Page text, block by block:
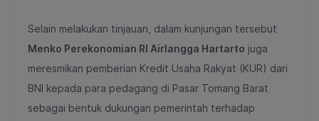
Selain melakukan tinjauan, dalam kunjungan tersebut
Menko Perekonomian RI Airlangga Hartarto juga
meresmikan pemberian Kredit Usaha Rakyat (KUR) dari
BNI kepada para pedagang di Pasar Tomang Barat
sebagai bentuk dukungan pemerintah terhadap